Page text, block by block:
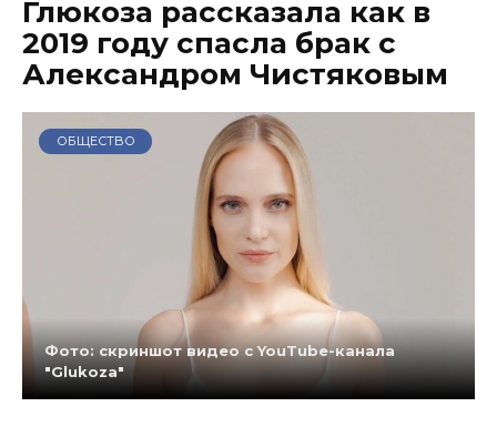
Глюкоза рассказала как в
2019 году спасла брак с
Александром Чистяковым
ОБЩЕСТВО
Фото: скриншот видео с YouTube-канала
"Glukoza"